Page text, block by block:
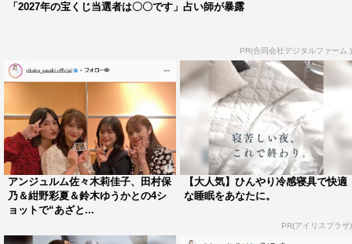
「2027年の宝くじ当選者は〇〇です」占い師が暴露
PR(合同会社デジタルファーム )
アンジュルム佐々木莉佳子、田村保
乃＆紺野彩夏＆鈴木ゆうかとの4シ
ョットで“あざと...
【大人気】ひんやり冷感寝具で快適
な睡眠をあなたに。
PR(アイリスプラザ)